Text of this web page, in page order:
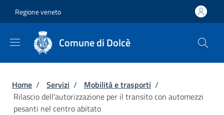
Regione veneto
Comune di Dolcè
Briciole di pane
Home / Servizi / Mobilità e trasporti /
Rilascio dell'autorizzazione per il transito con automezzi
pesanti nel centro abitato